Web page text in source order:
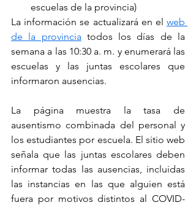
escuelas de la provincia)
La información se actualizará en el web
de la provincia todos los días de la
semana a las 10:30 a. m. y enumerará las
escuelas y las juntas escolares que
informaron ausencias.
La página muestra la tasa de
ausentismo combinada del personal y
los estudiantes por escuela. El sitio web
señala que las juntas escolares deben
informar todas las ausencias, incluidas
las instancias en las que alguien está
fuera por motivos distintos al COVID-